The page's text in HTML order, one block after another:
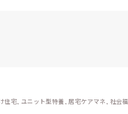
宅, ユニット型特養, 居宅ケアマネ, 社会